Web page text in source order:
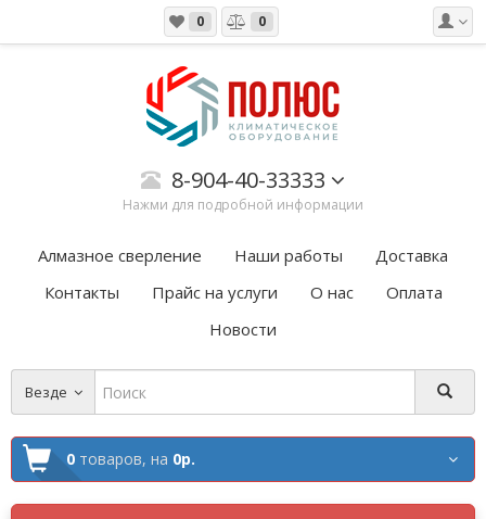
0 0
8-904-40-33333
Нажми для подробной информации
Алмазное сверление Наши работы
Доставка
Контакты
Прайс на услуги О нас
Оплата
Новости
Везде
0 товаров, на 0р.